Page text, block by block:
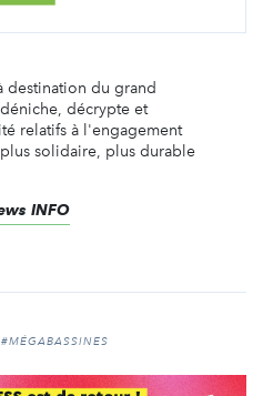
destination du grand
décrypte et
relatifs à l'engagement
solidaire, plus durable
INFO
#MÉGABASSINES